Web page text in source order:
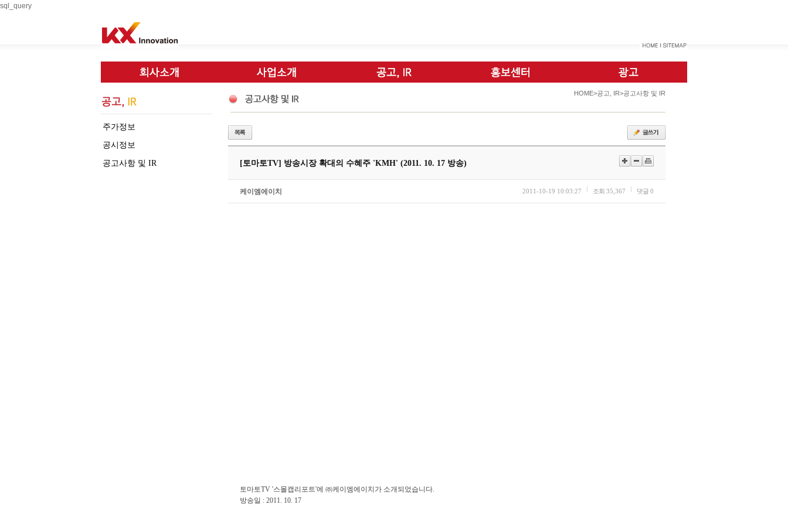
sql_query
주가정보
공시정보
공고사항 및 IR
HOME>공고, IR>공고사항 및 IR
[토마토TV] 방송시장 확대의 수혜주 'KMH' (2011. 10. 17 방송)
케이엠에이치 2011-10-19 10:03:27 조회 35,367 댓글 0
토마토TV '스몰캡리포트'에 ㈜케이엠에이치가 소개되었습니다.
방송일 : 2011. 10. 17